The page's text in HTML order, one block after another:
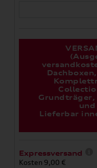
Lieferbar
Expressversand
Kosten 9,00 €